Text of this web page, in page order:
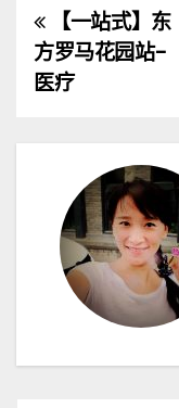
文
章
【一站式】东
方罗马花园站-
医疗